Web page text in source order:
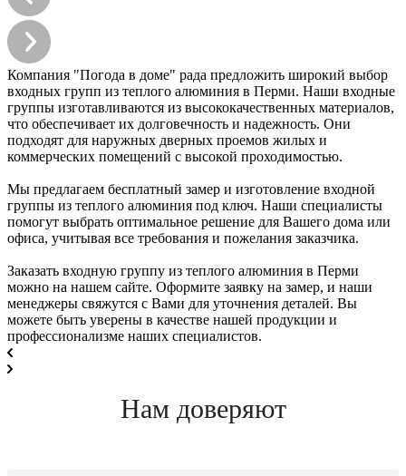
Компания "Погода в доме" рада предложить широкий выбор
входных групп из теплого алюминия в Перми. Наши входные
группы изготавливаются из высококачественных материалов,
что обеспечивает их долговечность и надежность. Они
подходят для наружных дверных проемов жилых и
коммерческих помещений с высокой проходимостью.
Мы предлагаем бесплатный замер и изготовление входной
группы из теплого алюминия под ключ. Наши специалисты
помогут выбрать оптимальное решение для Вашего дома или
офиса, учитывая все требования и пожелания заказчика.
Заказать входную группу из теплого алюминия в Перми
можно на нашем сайте. Оформите заявку на замер, и наши
менеджеры свяжутся с Вами для уточнения деталей. Вы
можете быть уверены в качестве нашей продукции и
профессионализме наших специалистов.
Нам доверяют